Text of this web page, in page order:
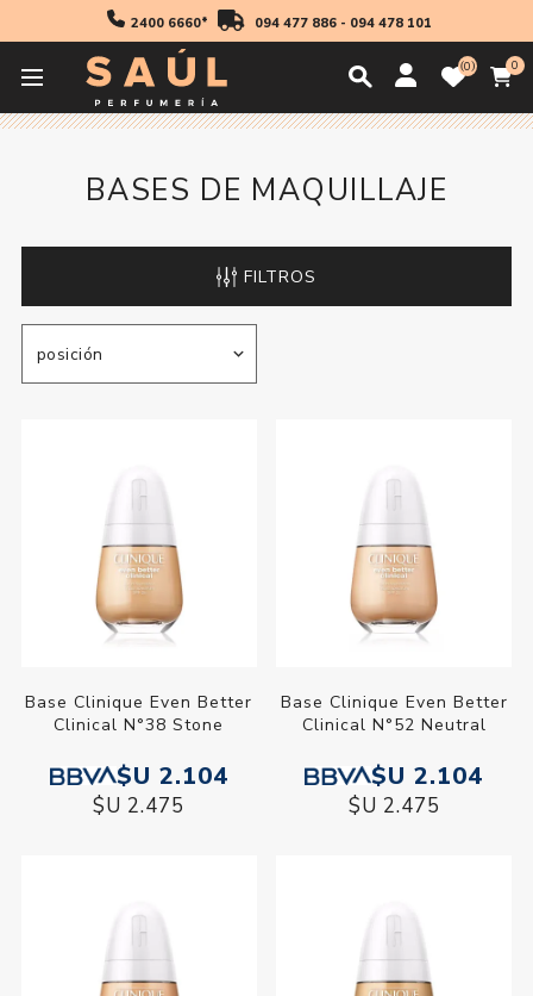
2400 6660* 094 477 886- 094 478 101
0 0
Maquillaje
BASES DE MAQUILLAJE
FILTROS
Base Clinique Even Better
Clinical N°38 Stone
$U 2.104
$U 2.475
Base Clinique Even Better
Clinical N°52 Neutral
$U 2.104
$U 2.475